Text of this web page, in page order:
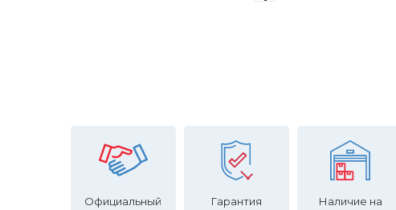
Официальный
Гарантия
Наличие на